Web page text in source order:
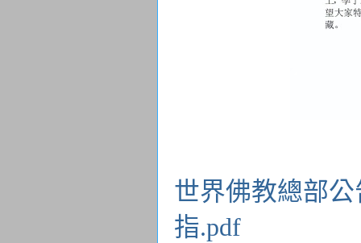
世界佛教總部公
指.pdf